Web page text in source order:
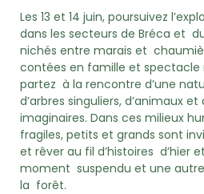
Les 13 et 14 juin, poursuivez
dans les secteurs de Bréca et
nichés entre marais et
contées en famille et spectacle
partez à la rencontre d’une
d’arbres singuliers, d’animaux
imaginaires. Dans ces milieux
fragiles, petits et grands sont
et rêver au fil d’histoires d’hier
moment suspendu et une
la forêt.